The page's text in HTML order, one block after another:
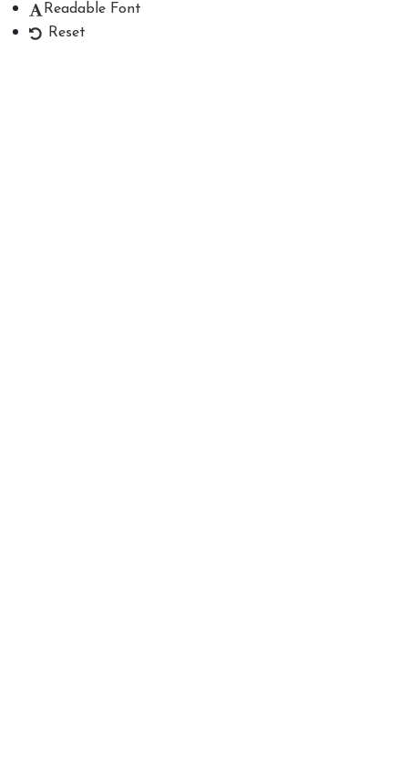
Readable Font
Reset